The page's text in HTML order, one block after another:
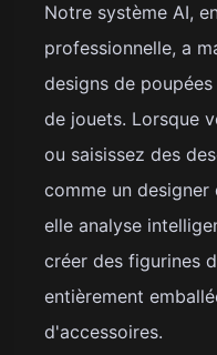
Notre système AI,
professionnelle, a
designs de
de jouets. Lorsque
ou saisissez des
comme un
elle analyse
créer des figurines
entièrement
d'accessoires.